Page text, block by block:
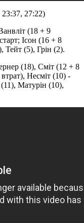
23:37, 27:22)
(18 + 9
Ісон (16 + 8
Тейт (5), Грін (2).
(18), Сміт (12 + 8
Несміт (10) -
Матурін (10),